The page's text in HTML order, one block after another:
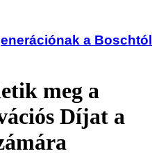
a Boschtól
meg a
Díjat a